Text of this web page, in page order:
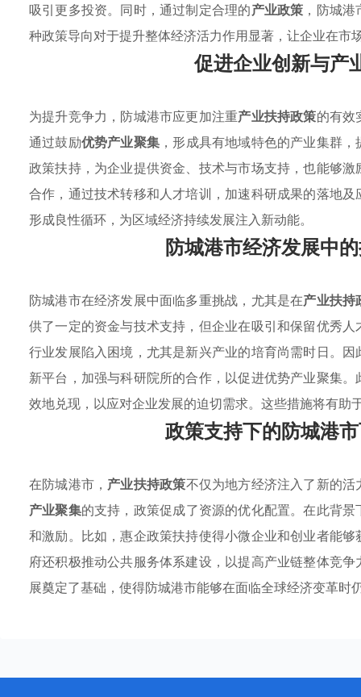
吸引更多投资。同时，通过制定合理的产业政策 ，防城
种政策导向对于提升整体经济活力作用显著，让企业在市
促进企业创新与产
为提升竞争力，防城港市应更加注重产业扶持政策的有效
通过鼓励优势产业聚集 ，形成具有地域特色的产业集群
政策扶持，为企业提供资金、技术与市场支持，也能够
合作，通过技术转移和人才培训，加速科研成果的落地
形成良性循环，为区域经济持续发展注入新动能。
防城港市经济发展中
防城港市在经济发展中面临多重挑战，尤其是在产业扶持
供了一定的资金与技术支持，但企业在吸引和保留优秀
行业发展陷入困境，尤其是新兴产业的培育尚需时日。
新平台，加强与科研院所的合作，以促进优势产业聚集
效地兑现，以应对企业发展的迫切需求。这些措施将有助
政策支持下的防城港
在防城港市， 产业扶持政策不仅为地方经济注入了新的
产业聚集的支持，政策促成了资源的优化配置。在此背
和激励。比如，惠企政策扶持使得小微企业和创业者能
府还积极推动公共服务体系建设，以提高产业链整体竞
展奠定了基础，使得防城港市能够在面临全球经济变革时